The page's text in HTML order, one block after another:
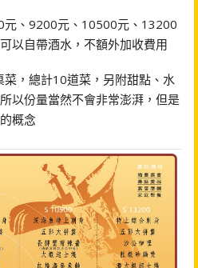
元、9200元、10500元、13200
以自帶酒水，不額外加收費用
，總計10道菜，另附甜點、水
以份量當然不會非常澎湃，但是
概念